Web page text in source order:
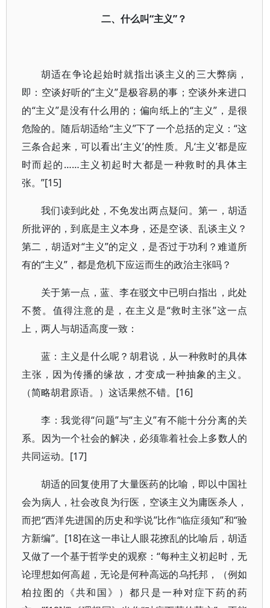
二、什么叫“主义”？
胡适在争论起始时就指出谈主义的三大弊病，
即：空谈好听的“主义”是极容易的事；空谈外来进口
的“主义”是没有什么用的；偏向纸上的“主义”，是很
危险的。随后胡适给“主义”下了一个总括的定义：“这
三条合起来，可以看出‘主义’的性质。凡‘主义’都是应
时而起的……主义初起时大都是一种救时的具体主
张。”[15]
我们读到此处，不免发出两点疑问。第一，胡适
所批评的，到底是主义本身，还是空谈、乱谈主义？
第二，胡适对“主义”的定义，是否过于功利？难道所
有的“主义”，都是危机下应运而生的政治主张吗？
关于第一点，蓝、李在驳文中已明白指出，此处
不赘。值得注意的是，在主义是“救时主张”这一点
上，两人与胡适高度一致：
蓝：主义是什么呢？胡君说，从一种救时的具体
主张，因为传播的缘故，才变成一种抽象的主义。
（简略胡君原语。）这话果然不错。[16]
李：我觉得“问题”与“主义”有不能十分分离的关
系。因为一个社会的解决，必须靠着社会上多数人的
共同运动。[17]
胡适的回复使用了大量医药的比喻，即以中国社
会为病人，社会改良为行医，空谈主义为庸医杀人，
而把“西洋先进国的历史和学说”比作“临症须知”和“验
方新编”。[18]在这一串让人眼花撩乱的比喻后，胡适
又做了一个基于哲学史的观察：“每种主义初起时，无
论理想如何高超，无论是何种高远的乌托邦，（例如
柏拉图的《共和国》）都只是一种对症下药的药